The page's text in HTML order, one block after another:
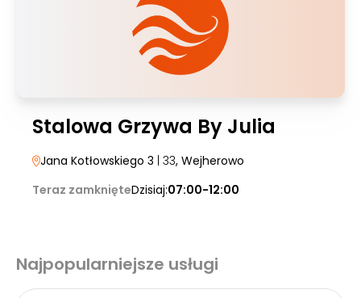
Stalowa Grzywa By Julia
Jana Kotłowskiego 3 | 33, Wejherowo
Teraz zamknięteDzisiaj:07:00-12:00
Najpopularniejsze usługi